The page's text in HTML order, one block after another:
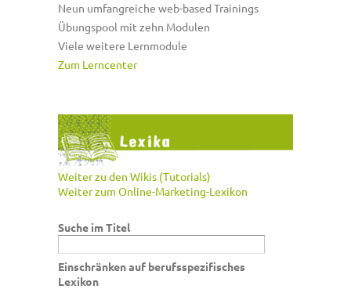
Neun umfangreiche web-based Trainings
Übungspool mit zehn Modulen
Viele weitere Lernmodule
Zum Lerncenter
Weiter zu den Wikis (Tutorials)
Weiter zum Online-Marketing-Lexikon
Suche im Titel
Einschränken auf berufsspezifisches
Lexikon